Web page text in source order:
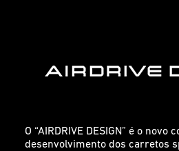
O “AIRDRIVE DESIGN” é o novo
desenvolvimento dos carretos